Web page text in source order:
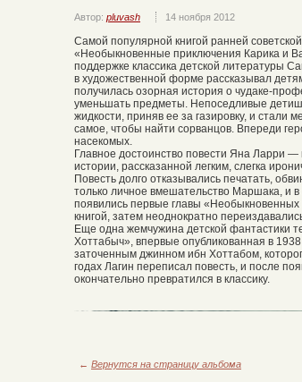
Автор: pluvash 14 ноября 2012
Самой популярной книгой ранней
«Необыкновенные приключения Карика и
поддержке классика детской литературы
в художественной форме рассказывал
получилась озорная история о чудаке-
уменьшать предметы. Непоседливые
жидкости, приняв ее за газировку, и
самое, чтобы найти сорванцов. Впереди
насекомых.
Главное достоинство повести Яна Ларри —
истории, рассказанной легким, слегка
Повесть долго отказывались печатать,
только личное вмешательство Маршака, и
появились первые главы
книгой, затем неоднократно
Еще одна жемчужина детской фантастики
Хоттабыч», впервые опубликованная в
заточенным джинном ибн Хоттабом,
годах Лагин переписал повесть, и после
окончательно превратился в классику.
← Вернутся на страницу альбома